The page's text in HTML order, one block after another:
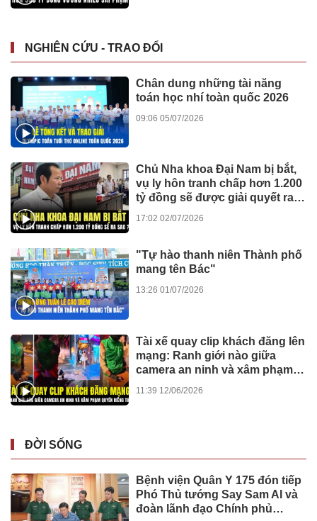
NGHIÊN CỨU - TRAO ĐỔI
Chân dung những tài năng
toán học nhí toàn quốc 2026
09:06 05/07/2026
Chủ Nha khoa Đại Nam bị bắt,
vụ ly hôn tranh chấp hơn 1.200
tỷ đồng sẽ được giải quyết ra
17:02 02/07/2026
"Tự hào thanh niên Thành phố
mang tên Bác"
13:26 01/07/2026
Tài xế quay clip khách đăng lên
mạng: Ranh giới nào giữa
camera an ninh và xâm phạm
11:39 12/06/2026
ĐỜI SỐNG
Bệnh viện Quân Y 175 đón tiếp
Phó Thủ tướng Say Sam Al và
đoàn lãnh đạo Chính phủ